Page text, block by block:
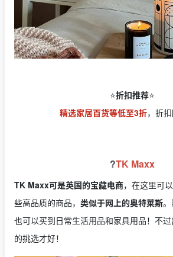
⭐️折扣推荐⭐️
精选家居百货等低至3折，折
?TK Maxx
TK Maxx可是英国的宝藏电商，在这里可
些高品质的商品， 类似于网上的奥特莱斯
也可以买到日常生活用品和家具用品！不
的挑选才好！